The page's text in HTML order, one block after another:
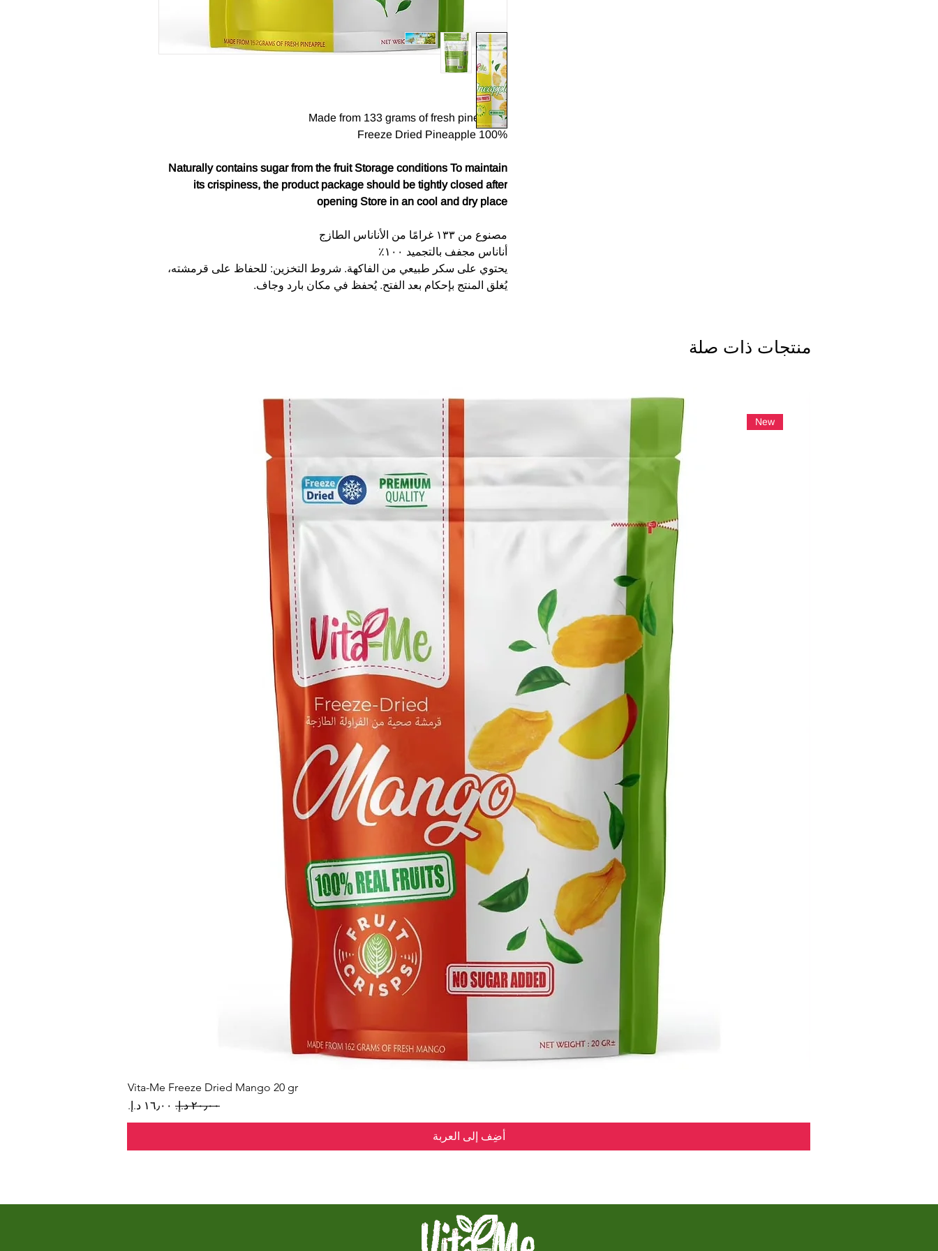
Made from 133 grams of fresh pineapple
100% Freeze Dried Pineapple
Naturally contains sugar from the fruit Storage conditions To maintain
its crispiness, the product package should be tightly closed after
opening Store in an cool and dry place
مصنوع من ١٣٣ غرامًا من الأناناس الطازج
أناناس مجفف بالتجميد ١٠٠٪
يحتوي على سكر طبيعي من الفاكهة. شروط التخزين: للحفاظ على قرمشته،
يُغلق المنتج بإحكام بعد الفتح. يُحفظ في مكان بارد وجاف.
منتجات ذات صلة
New
Vita-Me Freeze Dried Mango 20 gr
سعر عادي سعر البيع
أضِف إلى العربة